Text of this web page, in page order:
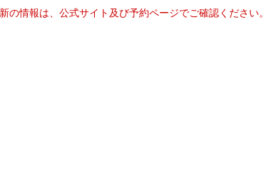
情報は、公式サイト及び予約ページでご確認ください。